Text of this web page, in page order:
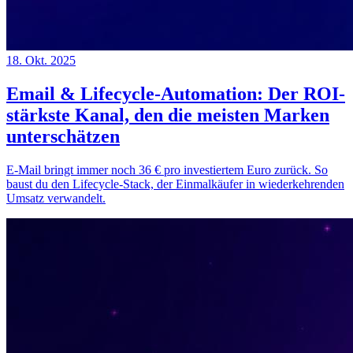
18. Okt. 2025
Email & Lifecycle-Automation: Der ROI-
stärkste Kanal, den die meisten Marken
unterschätzen
E-Mail bringt immer noch 36 € pro investiertem Euro zurück. So
baust du den Lifecycle-Stack, der Einmalkäufer in wiederkehrenden
Umsatz verwandelt.